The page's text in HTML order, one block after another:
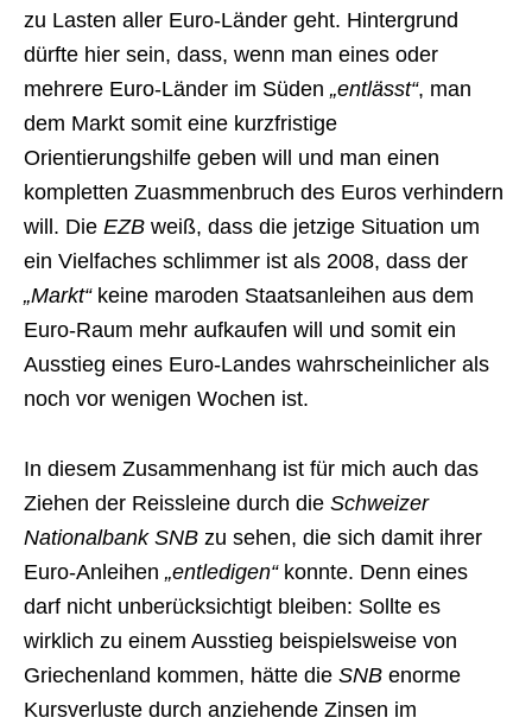
zu Lasten aller Euro-Länder geht. Hintergrund
dürfte hier sein, dass, wenn man eines oder
mehrere Euro-Länder im Süden „entlässt“, man
dem Markt somit eine kurzfristige
Orientierungshilfe geben will und man einen
kompletten Zuasmmenbruch des Euros verhindern
will. Die EZB weiß, dass die jetzige Situation um
ein Vielfaches schlimmer ist als 2008, dass der
„Markt“keine maroden Staatsanleihen aus dem
Euro-Raum mehr aufkaufen will und somit ein
Ausstieg eines Euro-Landes wahrscheinlicher als
noch vor wenigen Wochen ist.
In diesem Zusammenhang ist für mich auch das
Ziehen der Reissleine durch die Schweizer
Nationalbank SNB zu sehen, die sich damit ihrer
Euro-Anleihen „entledigen“konnte. Denn eines
darf nicht unberücksichtigt bleiben: Sollte es
wirklich zu einem Ausstieg beispielsweise von
Griechenland kommen, hätte die SNB enorme
Kursverluste durch anziehende Zinsen im